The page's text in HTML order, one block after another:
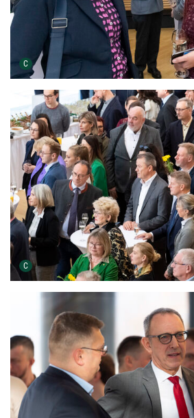
C Urheber der Grafik:
C Urheber der Grafik: